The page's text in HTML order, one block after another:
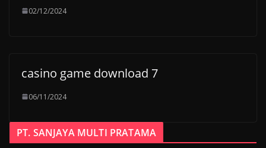
02/12/2024
casino game download 7
06/11/2024
PT. SANJAYA MULTI PRATAMA